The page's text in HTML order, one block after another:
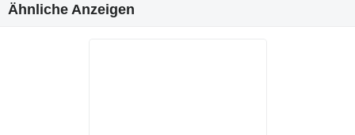
Ähnliche Anzeigen